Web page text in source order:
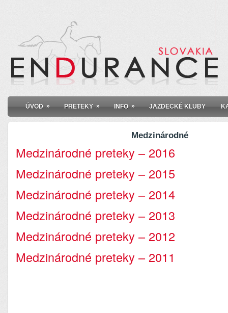
ÚVOD » PRETEKY » INFO » JAZDECKÉ KLUBY
Medzinárodné
Medzinárodné preteky – 2016
Medzinárodné preteky – 2015
Medzinárodné preteky – 2014
Medzinárodné preteky – 2013
Medzinárodné preteky – 2012
Medzinárodné preteky – 2011